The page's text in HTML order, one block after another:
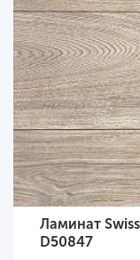
Ламинат
D50847